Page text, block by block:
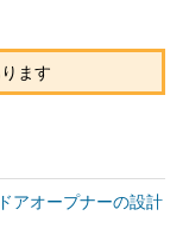
ます
アオープナーの設計